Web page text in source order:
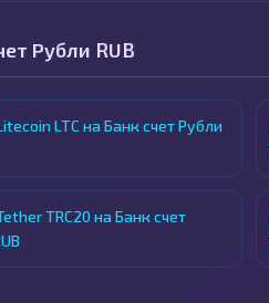
Рубли RUB
LTC на Банк счет Рубли
TRC20 на Банк счет